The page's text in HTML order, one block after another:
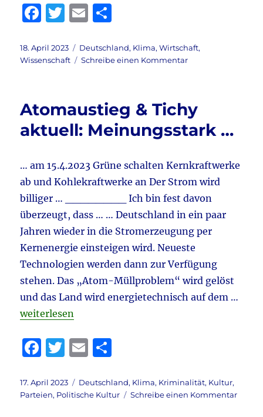
F
c
e
o
o
T
it
te
E
ai
l
le
n
Veröffentlicht
am
18. April 2023 Kategorien
Deutschland, Klima,Wirtschaft,
Wissenschaft
Schreibe einen Kommentarzu
&
Kernkraft
aktuell:
positiver
Ausblick
Atomaustieg & Tichy
aktuell: Meinungsstark …
… am 15.4.2023 Grüne schalten Kernkraftwerke
ab und Kohlekraftwerke an Der Strom wird
billiger … ________ Ich bin fest davon
überzeugt, dass … … Deutschland in ein paar
Jahren wieder in die Stromerzeugung per
Kernenergie einsteigen wird. Neueste
Technologien werden dann zur Verfügung
stehen. Das „Atom-Müllproblem“ wird gelöst
und das Land wird energietechnisch auf dem …
„Atomaustieg & Tichy aktuell: Meinungsstark …“
weiterlesen
F
c
e
T
it
te
E
ai
l
le
n
Veröffentlicht
am
17. April 2023 Kategorien
Deutschland, Klima, Kriminalität, Kultur,
Parteien, Politische Kultur Schreibe einen Kommentarzu